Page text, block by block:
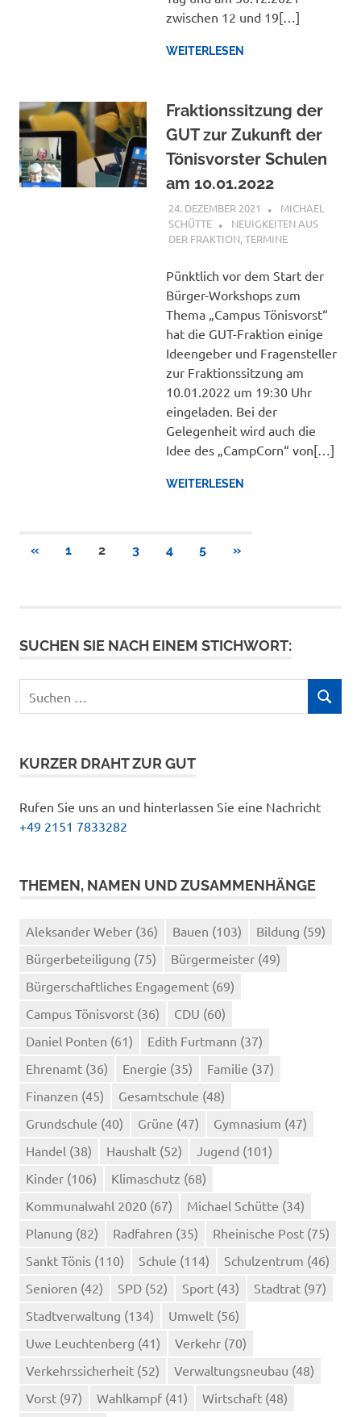
zwischen 12 und 19[…]
WEITERLESEN
Fraktionssitzung der
GUT zur Zukunft der
Tönisvorster Schulen
am 10.01.2022
24. DEZEMBER 2021
MICHAEL
SCHÜTTE
NEUIGKEITEN AUS
DER FRAKTION,TERMINE
Pünktlich vor dem Start der
Bürger-Workshops zum
Thema „Campus Tönisvorst“
hat die GUT-Fraktion einige
Ideengeber und Fragensteller
zur Fraktionssitzung am
10.01.2022 um 19:30 Uhr
eingeladen. Bei der
Gelegenheit wird auch die
Idee des „CampCorn“ von[…]
WEITERLESEN
Seitennummerierung
«VORHERIGE
1 2 3 4 5
NÄCHSTE
»
SUCHEN SIE NACH EINEM STICHWORT:
nach:
SUCHEN
KURZER DRAHT ZUR GUT
Rufen Sie uns an und hinterlassen Sie eine Nachricht
+49 2151 7833282
THEMEN, NAMEN UND ZUSAMMENHÄNGE
Aleksander Weber (36) Bauen (103) Bildung (59)
Bürgerbeteiligung (75) Bürgermeister (49)
Bürgerschaftliches Engagement (69)
Campus Tönisvorst (36) CDU (60)
Daniel Ponten (61) Edith Furtmann (37)
Ehrenamt (36) Energie (35) Familie (37)
Finanzen (45) Gesamtschule (48)
Grundschule (40) Grüne (47) Gymnasium (47)
Handel (38) Haushalt (52) Jugend (101)
Kinder (106) Klimaschutz (68)
Kommunalwahl 2020 (67) Michael Schütte (34)
Planung (82) Radfahren (35) Rheinische Post (75)
Sankt Tönis (110) Schule (114) Schulzentrum (46)
Senioren (42) SPD (52) Sport (43) Stadtrat (97)
Stadtverwaltung (134) Umwelt (56)
Uwe Leuchtenberg (41) Verkehr (70)
Verkehrssicherheit (52) Verwaltungsneubau (48)
Vorst (97) Wahlkampf (41) Wirtschaft (48)